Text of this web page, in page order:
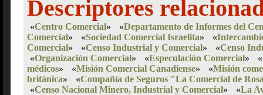
Descriptores
«Centro Comercial» «Departamento de Informes del
Comercial» «Sociedad Comercial Israelita» «
Comercial» «Censo Industrial y Comercial» «Censo
«Organización Comercial» «Especulación Comercial» «
médicos» «Misión Comercial Canadiense» «Misión
británica» «Compañía de Seguros "La Comercial de
«Censo Nacional Minero, Industrial y Comercial» «La